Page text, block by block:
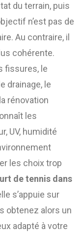
du terrain, puis
n’est pas de
Au contraire, il
cohérente.
fissures, le
drainage, le
rénovation
les
UV, humidité
les choix trop
de tennis dans
s’appuie sur
obtenez alors un
adapté à votre